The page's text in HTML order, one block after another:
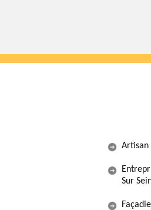
Artisan
Sur